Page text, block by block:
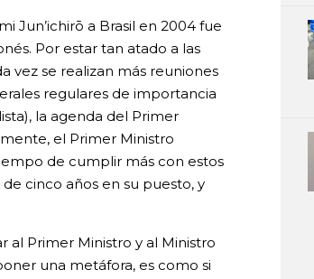
Jun’ichirō a Brasil en 2004 fue
Por estar tan atado a las
vez se realizan más reuniones
regulares de importancia
la agenda del Primer
el Primer Ministro
de cumplir más con estos
cinco años en su puesto, y
al Primer Ministro y al Ministro
una metáfora, es como si